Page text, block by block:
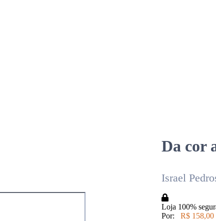
Da cor
Israel
Loja 100%
Por:
R$ 158,00